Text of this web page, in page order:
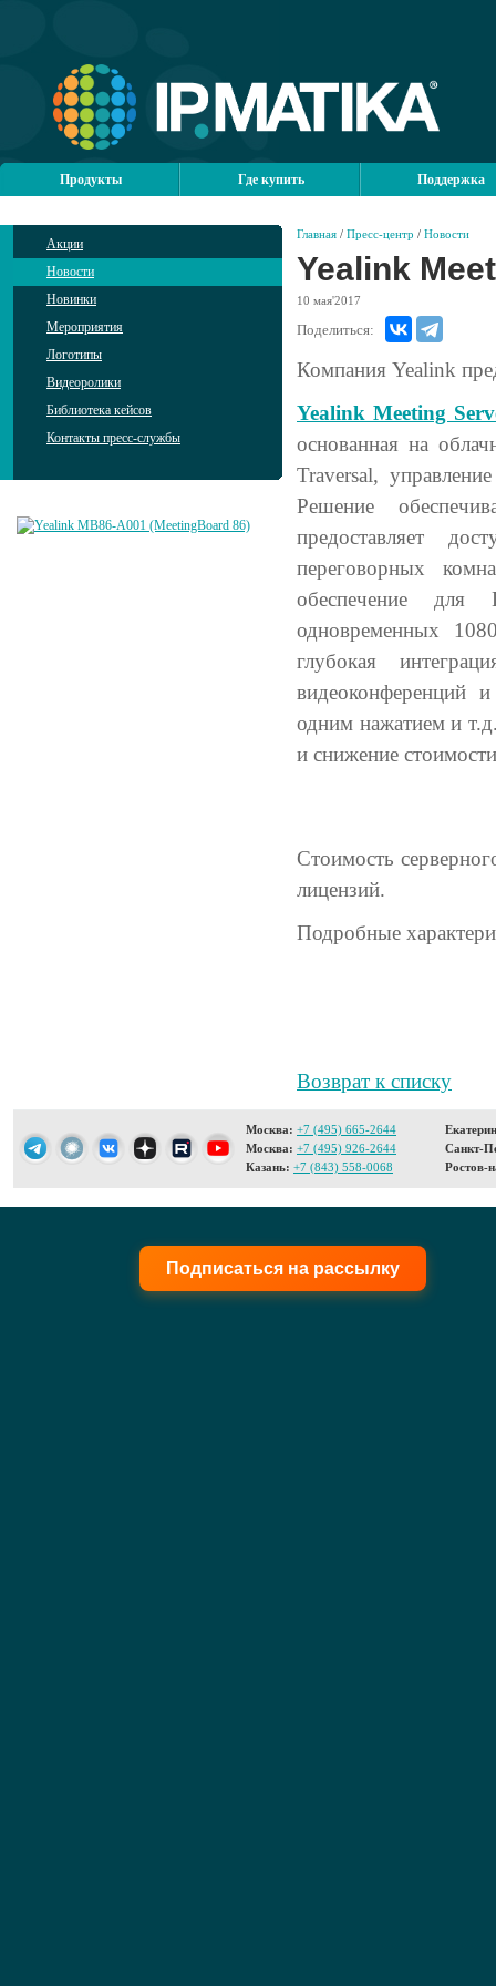
Продукты Где купить Поддержка
Акции
Новости
Новинки
Мероприятия
Логотипы
Видеоролики
Библиотека кейсов
Контакты пресс-службы
Главная / Пресс-центр / Новости
Yealink
10 мая'2017
Поделиться:
Компания Yealink
Yealink Meeting
основанная на
Traversal,
Решение
предоставляет
переговорных
обеспечение для
одновременных
глубокая
видеоконференций
одним нажатием и
и снижение
Стоимость
лицензий.
Подробные
Возврат к списку
Москва: +7 (495) 665-2644
Москва: +7 (495) 926-2644
Казань: +7 (843) 558-0068
Санкт-
Ростов-
Подписаться на рассылку